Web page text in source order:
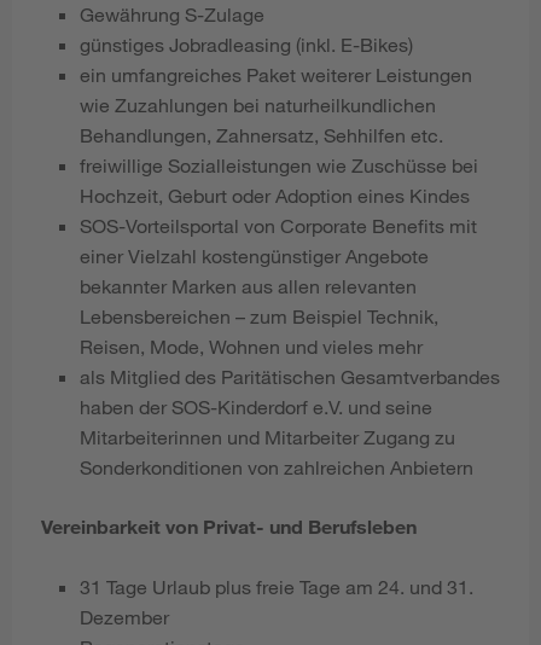
Gewährung S-Zulage
günstiges Jobradleasing (inkl. E-Bikes)
ein umfangreiches Paket weiterer Leistungen
wie Zuzahlungen bei naturheilkundlichen
Behandlungen, Zahnersatz, Sehhilfen etc.
freiwillige Sozialleistungen wie Zuschüsse bei
Hochzeit, Geburt oder Adoption eines Kindes
SOS-Vorteilsportal von Corporate Benefits mit
einer Vielzahl kostengünstiger Angebote
bekannter Marken aus allen relevanten
Lebensbereichen – zum Beispiel Technik,
Reisen, Mode, Wohnen und vieles mehr
als Mitglied des Paritätischen Gesamtverbandes
haben der SOS-Kinderdorf e.V. und seine
Mitarbeiterinnen und Mitarbeiter Zugang zu
Sonderkonditionen von zahlreichen Anbietern
Vereinbarkeit von Privat- und Berufsleben
31 Tage Urlaub plus freie Tage am 24. und 31.
Dezember